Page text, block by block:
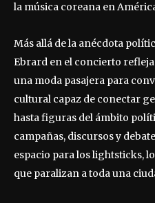
la música coreana en
Más allá de la anécdota
Ebrard en el concierto
una moda pasajera para
cultural capaz de conectar
hasta figuras del ámbito
campañas, discursos y
espacio para los lightsticks,
que paralizan a toda una